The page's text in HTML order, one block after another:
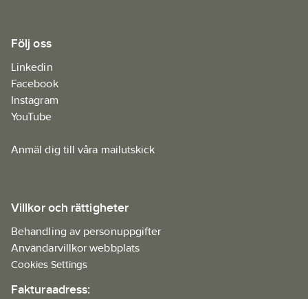
Följ oss
Linkedin
Facebook
Instagram
YouTube
Anmäl dig till våra mailutskick
Villkor och rättigheter
Behandling av personuppgifter
Användarvillkor webbplats
Cookies Settings
Fakturaadress: